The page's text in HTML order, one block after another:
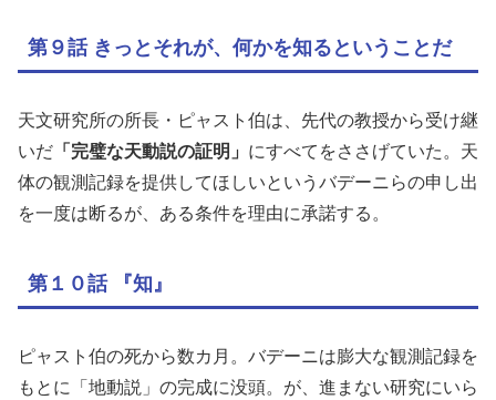
第９話 きっとそれが、何かを知るということだ
天文研究所の所長・ピャスト伯は、先代の教授から受け継
いだ 「完璧な天動説の証明」 にすべてをささげていた。天
体の観測記録を提供してほしいというバデーニらの申し出
を一度は断るが、ある条件を理由に承諾する。
第１０話 『知』
ピャスト伯の死から数カ月。バデーニは膨大な観測記録を
もとに「地動説」の完成に没頭。が、進まない研究にいら